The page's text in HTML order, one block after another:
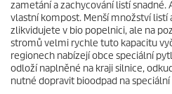
zametání a zachycování listí snadné.
vlastní kompost. Menší množství listí
zlikvidujete v bio popelnici, ale na
stromů velmi rychle tuto kapacitu
regionech nabízejí obce speciální
odloží naplněné na kraji silnice,
nutné dopravit bioodpad na speciální